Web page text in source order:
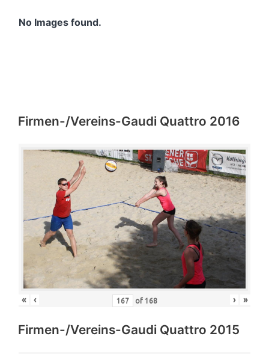
No Images found.
Firmen-/Vereins-Gaudi Quattro 2016
« ‹ of 168 › »
Firmen-/Vereins-Gaudi Quattro 2015